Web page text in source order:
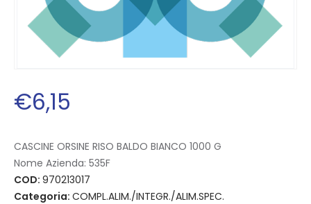
€6,15
CASCINE ORSINE RISO BALDO BIANCO 1000 G
Nome Azienda: 535F
COD: 970213017
Categoria: COMPL.ALIM./INTEGR./ALIM.SPEC.